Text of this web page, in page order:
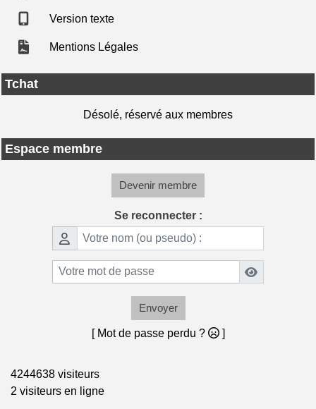
Version texte
Mentions Légales
Tchat
Désolé, réservé aux membres
Espace membre
Devenir membre
Se reconnecter :
Envoyer
[ Mot de passe perdu ? ]
4244638 visiteurs
2 visiteurs en ligne